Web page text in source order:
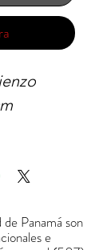
Panamá son
e